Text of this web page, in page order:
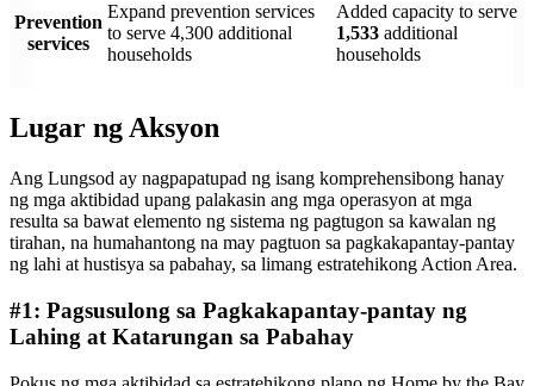
Prevention
services
Expand prevention services
to serve 4,300 additional
households
Added capacity to serve
1,533 additional
households
Lugar ng Aksyon
Ang Lungsod ay nagpapatupad ng isang komprehensibong hanay
ng mga aktibidad upang palakasin ang mga operasyon at mga
resulta sa bawat elemento ng sistema ng pagtugon sa kawalan ng
tirahan, na humahantong na may pagtuon sa pagkakapantay-pantay
ng lahi at hustisya sa pabahay, sa limang estratehikong Action Area.
#1: Pagsusulong sa Pagkakapantay-pantay ng
Lahing at Katarungan sa Pabahay